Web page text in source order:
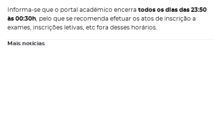
Informa-se que o portal académico encerra todos os dias das 23:50
às 00:30h , pelo que se recomenda efetuar os atos de inscrição a
exames, inscrições letivas, etc fora desses horários.
Mais notícias